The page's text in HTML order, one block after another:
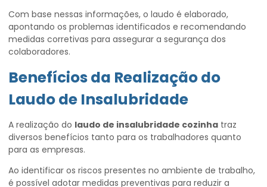
Com base nessas informações, o laudo é elaborado,
apontando os problemas identificados e recomendando
medidas corretivas para assegurar a segurança dos
colaboradores.
Benefícios da Realização do
Laudo de Insalubridade
A realização do laudo de insalubridade cozinha traz
diversos benefícios tanto para os trabalhadores quanto
para as empresas.
Ao identificar os riscos presentes no ambiente de trabalho,
é possível adotar medidas preventivas para reduzir a